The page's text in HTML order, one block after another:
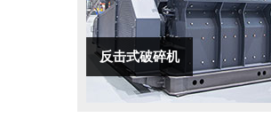
反击式破碎机